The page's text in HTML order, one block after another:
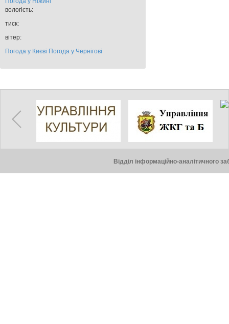
вологість:
тиск:
вітер:
Погода у Києві Погода у Чернігові
Відділ інформаційно-аналітичного